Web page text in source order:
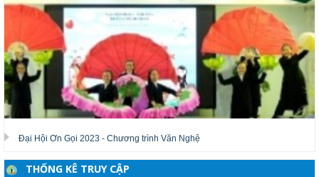
Đại Hội Ơn Gọi 2023 - Chương trình Văn Nghệ
THỐNG KÊ TRUY CẬP